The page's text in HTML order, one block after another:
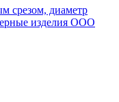
срезом, диаметр
изделия OOO